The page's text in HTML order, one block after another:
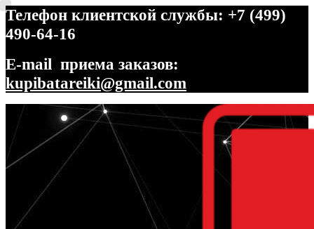
Телефон клиентской службы: +7 (499)
490-64-16
E-mail приема заказов:
kupibatareiki@gmail.com
Перейти
навигации
Перейти
содержимому